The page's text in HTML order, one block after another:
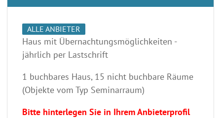
ALLE ANBIETER
Haus mit Übernachtungsmöglichkeiten -
jährlich per Lastschrift
1 buchbares Haus, 15 nicht buchbare Räume
(Objekte vom Typ Seminarraum)
Bitte hinterlegen Sie in Ihrem Anbieterprofil